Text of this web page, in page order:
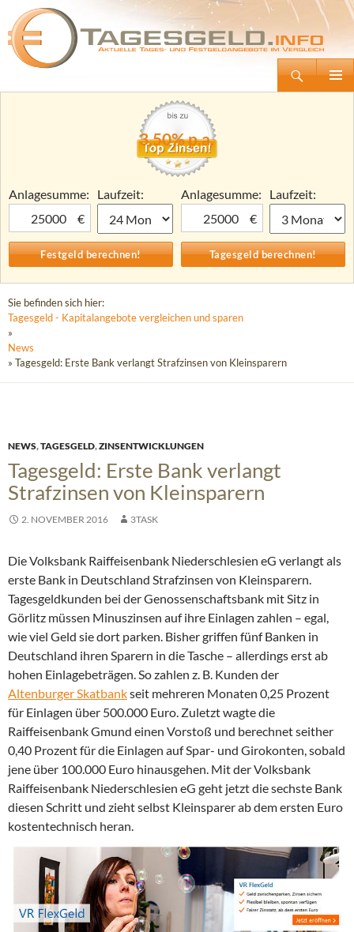
Tagesgeld.info – Tagesgeldkonten vergleichen und Tagesgeld-Zinsen berechnen
Zum
3,50% p.a.
Anlagesumme:
€
Laufzeit:
Anlagesumme:
€
Laufzeit:
Sie befinden sich hier:
Tagesgeld - Kapitalangebote vergleichen und sparen
»
News
» Tagesgeld: Erste Bank verlangt Strafzinsen von Kleinsparern
NEWS,TAGESGELD,ZINSENTWICKLUNGEN
Tagesgeld: Erste Bank verlangt
Strafzinsen von Kleinsparern
2. NOVEMBER 2016 3TASK
Die Volksbank Raiffeisenbank Niederschlesien eG verlangt als
erste Bank in Deutschland Strafzinsen von Kleinsparern.
Tagesgeldkunden bei der Genossenschaftsbank mit Sitz in
Görlitz müssen Minuszinsen auf ihre Einlagen zahlen – egal,
wie viel Geld sie dort parken. Bisher griffen fünf Banken in
Deutschland ihren Sparern in die Tasche – allerdings erst ab
hohen Einlagebeträgen. So zahlen z. B. Kunden der
Altenburger Skatbankseit mehreren Monaten 0,25 Prozent
für Einlagen über 500.000 Euro. Zuletzt wagte die
Raiffeisenbank Gmund einen Vorstoß und berechnet seither
0,40 Prozent für die Einlagen auf Spar- und Girokonten, sobald
jene über 100.000 Euro hinausgehen. Mit der Volksbank
Raiffeisenbank Niederschlesien eG geht jetzt die sechste Bank
diesen Schritt und zieht selbst Kleinsparer ab dem ersten Euro
kostentechnisch heran.